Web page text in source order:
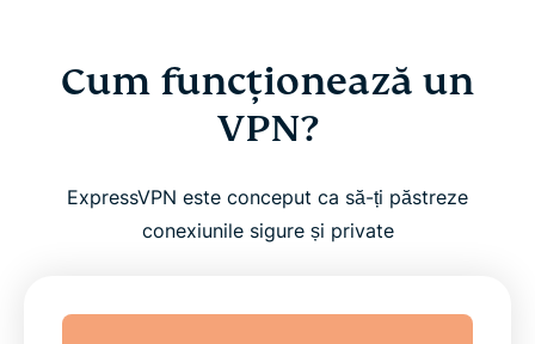
Cum funcționează un
VPN?
ExpressVPN este conceput ca să-ți păstreze
conexiunile sigure și private